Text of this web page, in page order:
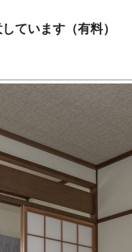
ています（有料）